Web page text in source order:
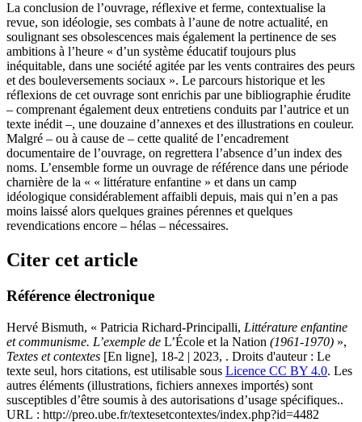
La conclusion de l’ouvrage, réflexive et ferme, contextualise la
revue, son idéologie, ses combats à l’aune de notre actualité, en
soulignant ses obsolescences mais également la pertinence de ses
ambitions à l’heure « d’un système éducatif toujours plus
inéquitable, dans une société agitée par les vents contraires des peurs
et des bouleversements sociaux ». Le parcours historique et les
réflexions de cet ouvrage sont enrichis par une bibliographie érudite
– comprenant également deux entretiens conduits par l’autrice et un
texte inédit –, une douzaine d’annexes et des illustrations en couleur.
Malgré – ou à cause de – cette qualité de l’encadrement
documentaire de l’ouvrage, on regrettera l’absence d’un index des
noms. L’ensemble forme un ouvrage de référence dans une période
charnière de la « « littérature enfantine » et dans un camp
idéologique considérablement affaibli depuis, mais qui n’en a pas
moins laissé alors quelques graines pérennes et quelques
revendications encore – hélas – nécessaires.
Citer cet article
Référence électronique
Hervé Bismuth, « Patricia Richard-Principalli, Littérature enfantine
et communisme. L’exemple de L’École et la Nation (1961-1970) »,
Textes et contextes [En ligne], 18-2 | 2023, . Droits d'auteur : Le
texte seul, hors citations, est utilisable sous Licence CC BY 4.0. Les
autres éléments (illustrations, fichiers annexes importés) sont
susceptibles d’être soumis à des autorisations d’usage spécifiques..
URL : http://preo.ube.fr/textesetcontextes/index.php?id=4482